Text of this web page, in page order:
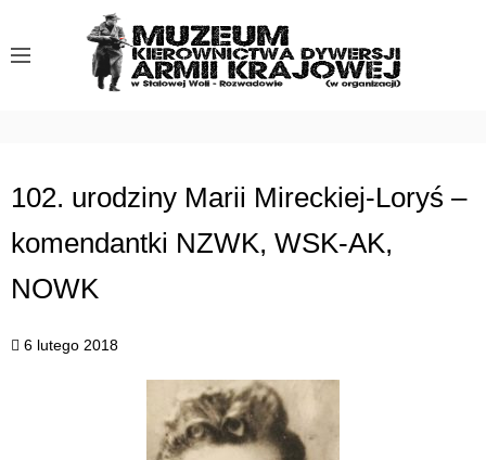
102. urodziny Marii Mireckiej-Loryś –
komendantki NZWK, WSK-AK,
NOWK
6 lutego 2018